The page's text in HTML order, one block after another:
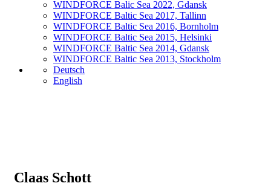
WINDFORCE Balic Sea 2022, Gdansk
WINDFORCE Baltic Sea 2017, Tallinn
WINDFORCE Baltic Sea 2016, Bornholm
WINDFORCE Baltic Sea 2015, Helsinki
WINDFORCE Baltic Sea 2014, Gdansk
WINDFORCE Baltic Sea 2013, Stockholm
Deutsch
English
Claas Schott